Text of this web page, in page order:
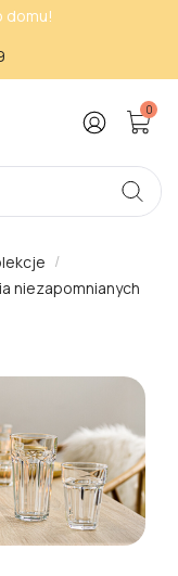
domu!
0
niezapomnianych